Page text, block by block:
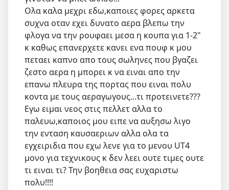
Ολα καλα μεχρι εδω,καποιες φορες αρκετα
συχνα οταν εχει δυνατο αερα βλεπω την
φλογα να την ρουφαει μεσα η κουπα για 1-2"
κ καθως επανερχετε κανει ενα πουφ κ μου
πεταει καπνο απο τους σωληνες που βγαζει
ζεστο αερα η μπορει κ να ειναι απο την
επανω πλευρα της πορτας που ειναι πολυ
κοντα με τους αεραγωγους...τι προτεινετε???
Εγω ειμαι νεος στις πελλετ αλλα το
παλευω,καποιος μου ειπε να αυξησω λιγο
την ενταση καυσαεριων αλλα ολα τα
εγχειριδια που εχω λενε για το μενου UT4
μονο για τεχνικους κ δεν λεει ουτε τιμες ουτε
τι ειναι τι? Την βοηθεια σας ευχαριστω
πολυ!!!!